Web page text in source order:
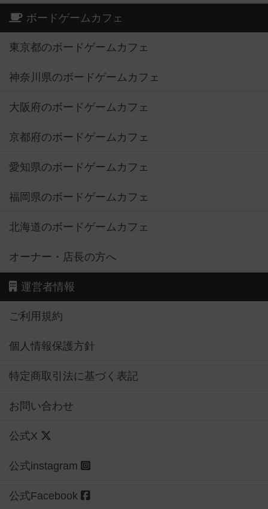
ボードゲームカフェ
東京都のボードゲームカフェ
神奈川県のボードゲームカフェ
大阪府のボードゲームカフェ
京都府のボードゲームカフェ
愛知県のボードゲームカフェ
福岡県のボードゲームカフェ
北海道のボードゲームカフェ
オーナー・店長の方へ
運営者情報
ご利用規約
個人情報保護方針
特定商取引法に基づく表記
お問い合わせ
公式X
公式instagram
公式Facebook